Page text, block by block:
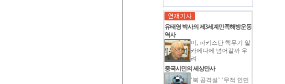
유태영 박사의 제3세계민족해방운동
역사
미, 파키스탄 핵무기 알
카에다에 넘어갈까 우
려
중국시민의 세상만사
‘북 공격설’ ‘무적 인민